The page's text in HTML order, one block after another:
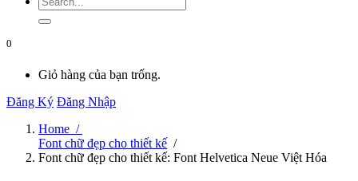
0
Giỏ hàng của bạn trống.
Đăng Ký Đăng Nhập
Home /
Font chữ đẹp cho thiết kế /
Font chữ đẹp cho thiết kế: Font Helvetica Neue Việt Hóa